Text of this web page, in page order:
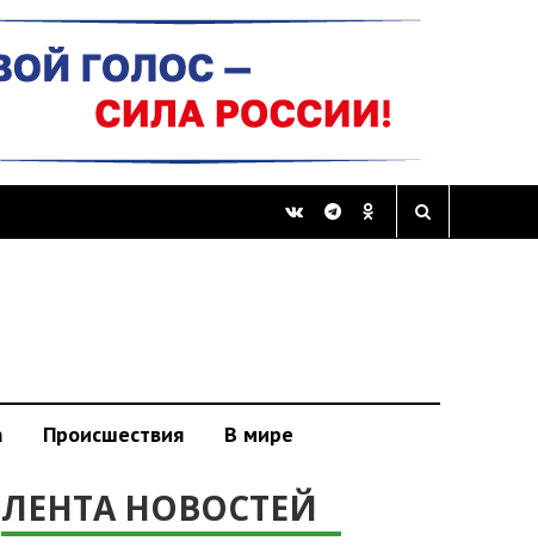
Происшествия В мире
ЛЕНТА НОВОСТЕЙ